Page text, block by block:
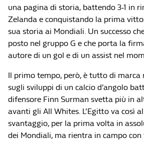
una pagina di storia, battendo 3-1 in
Zelanda e conquistando la prima
sua storia ai Mondiali. Un successo
posto nel gruppo G e che porta la
autore di un gol e di un assist nel
Il primo tempo, però, è tutto di marca
sugli sviluppi di un calcio d’angolo
difensore Finn Surman svetta più in
avanti gli All Whites. L’Egitto va così
svantaggio, per la prima volta in
dei Mondiali, ma rientra in campo